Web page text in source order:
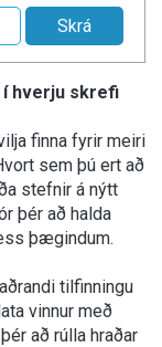
í hverju skrefi
finna fyrir meiri
sem þú ert að
stefnir á nýtt
þér að halda
þægindum.
tilfinningu
vinnur með
að rúlla hraðar